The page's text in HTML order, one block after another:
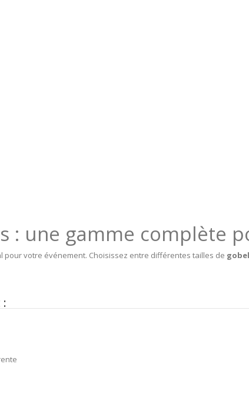
: une gamme complète
pour votre événement. Choisissez entre différentes tailles de